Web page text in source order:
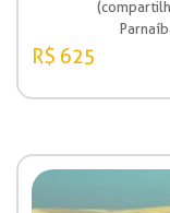
R$ 625